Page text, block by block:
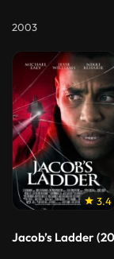
2003
3.4
Jacob’s Ladder